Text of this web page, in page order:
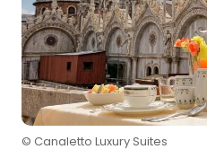
© Canaletto Luxury Suites